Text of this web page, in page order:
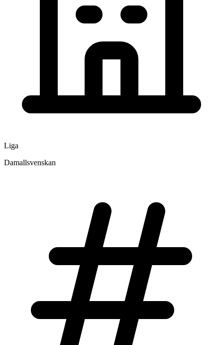
Liga
Damallsvenskan